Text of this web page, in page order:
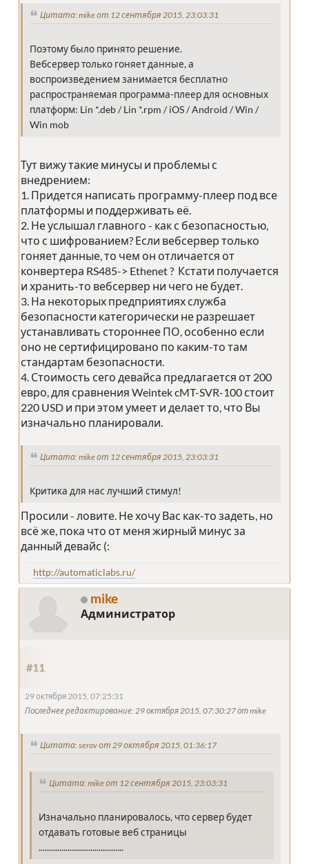
Цитата: mike от 12 сентября 2015, 23:03:31
Поэтому было принято решение.
Вебсервер только гоняет данные, а
воспроизведением занимается бесплатно
распространяемая программа-плеер для основных
платформ: Lin *.deb / Lin *.rpm / iOS / Android / Win /
Win mob
Тут вижу такие минусы и проблемы с
внедрением:
1. Придется написать программу-плеер под все
платформы и поддерживать её.
2. Не услышал главного - как с безопасностью,
что с шифрованием? Если вебсервер только
гоняет данные, то чем он отличается от
конвертера RS485-> Ethenet ? Кстати получается
и хранить-то вебсервер ни чего не будет.
3. На некоторых предприятиях служба
безопасности категорически не разрешает
устанавливать стороннее ПО, особенно если
оно не сертифицировано по каким-то там
стандартам безопасности.
4. Стоимость сего девайса предлагается от 200
евро, для сравнения Weintek cMT-SVR-100 стоит
220 USD и при этом умеет и делает то, что Вы
изначально планировали.
Цитата: mike от 12 сентября 2015, 23:03:31
Критика для нас лучший стимул!
Просили - ловите. Не хочу Вас как-то задеть, но
всё же, пока что от меня жирный минус за
данный девайс (:
http://automaticlabs.ru/
mike
Администратор
#11
29 октября 2015, 07:25:31
Последнее редактирование: 29 октября 2015, 07:30:27 от mike
Цитата: serov от 29 октября 2015, 01:36:17
Цитата: mike от 12 сентября 2015, 23:03:31
Изначально планировалось, что сервер будет
отдавать готовые веб страницы
.........................................